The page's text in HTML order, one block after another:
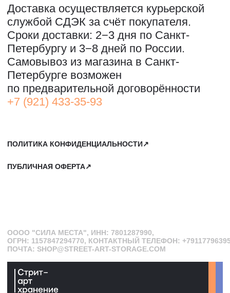
САНКТ-ПЕТЕРБУРГ, СЕВКАБЕЛЬ ПОРТ
КОЖЕВЕННАЯ УЛИЦА, 40Е
2-Й ЭТАЖ, ДОМОФОН 19#
ПО ВОПРОСАМ ПРИОБРЕТЕНИЯ ИСКУССТВА:
+7 911 779-63-95